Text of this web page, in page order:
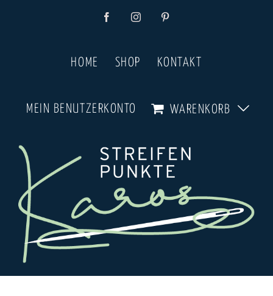
FacebookInstagramPinterest
HOME SHOP KONTAKT
MEIN BENUTZERKONTO WARENKORB